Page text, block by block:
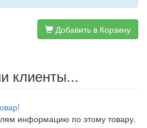
Добавить в Корзину
клиенты...
информацию по этому товару.